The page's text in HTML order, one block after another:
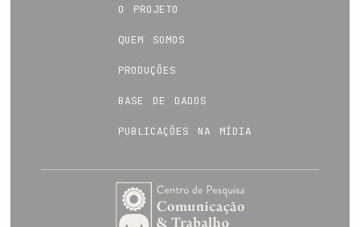
o projeto
quem somos
produções
base de dados
publicações na mídia